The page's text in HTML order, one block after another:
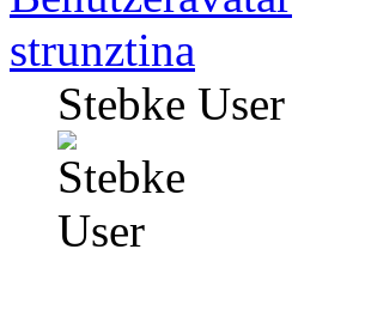
strunztina
Stebke User